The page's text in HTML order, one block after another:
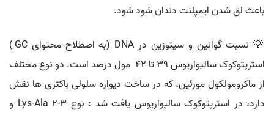
باعث لق شدن ایمپلنت دندان شود شود.
💡 نسبت گوانین و سیتوزین در DNA (به اصطلاح محتوای GC )
استرپتوکوک سالیواریوس 39 تا 42 مول درصد است. دو نوع مختلف
از ماکرومولکول مورئین، که در ساخت دیواره سلولی باکتری ها نقش
دارد، در استرپتوکوک سالیواریوس یافت شد : نوع Lys-Ala 2-3 و